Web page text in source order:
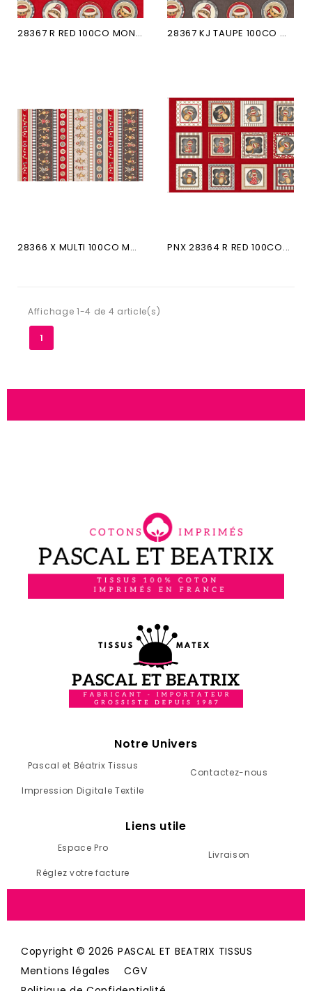
28367 R RED 100CO MONKEY BIZ 28367 KJ TAUPE 100CO MONKEY...
28366 X MULTI 100CO MONKEY BIZ PNX 28364 R RED 100CO...
Affichage 1-4 de 4 article(s)
1
Notre Univers
Pascal et Béatrix Tissus
Impression Digitale Textile
Contactez-nous
Liens utile
Espace Pro
Réglez votre facture
Livraison
Copyright © 2026 PASCAL ET BEATRIX TISSUS
Mentions légales
CGV